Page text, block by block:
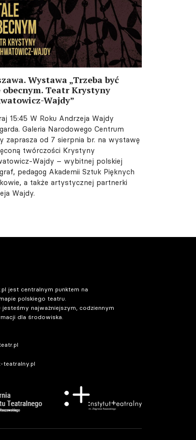
Wystawa „Trzeba być
obecnym. Teatr Krystyny
Wajdy”
15:45 W Roku Andrzeja Wajdy
Galeria Narodowego Centrum
zaprasza od 7 sierpnia br. na wystawę
twórczości Krystyny
Wajdy – wybitnej polskiej
pedagog Akademii Sztuk Pięknych
a także artystycznej partnerki
Wajdy.
jest centralnym punktem na
polskiego teatru.
jesteśmy najważniejszym, codziennym
dla środowiska.